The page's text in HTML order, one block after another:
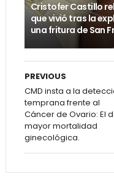
Cristofer Castillo
que vivió tras la
una fritura de San
PREVIOUS
CMD insta a la
temprana frente al
Cáncer de Ovario: El
mayor mortalidad
ginecológica.